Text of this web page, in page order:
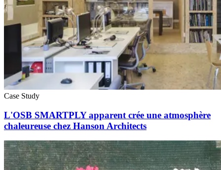
Case Study
L'OSB SMARTPLY apparent crée une atmosphère
chaleureuse chez Hanson Architects